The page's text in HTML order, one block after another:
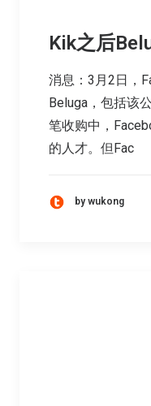
Kik之后
消息：3月2日，
Beluga，包括该
笔收购中，
的人才。但Fac
by wukong